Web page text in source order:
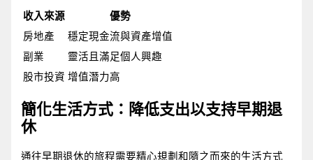
收入來源
優勢
房地產
穩定現金流與資產增值
副業
靈活且滿足個人興趣
股市投資 增值潛力高
簡化生活方式：降低支出以支持早期退
休
通往早期退休的旅程需要精心規劃和隨之而來的生活方式